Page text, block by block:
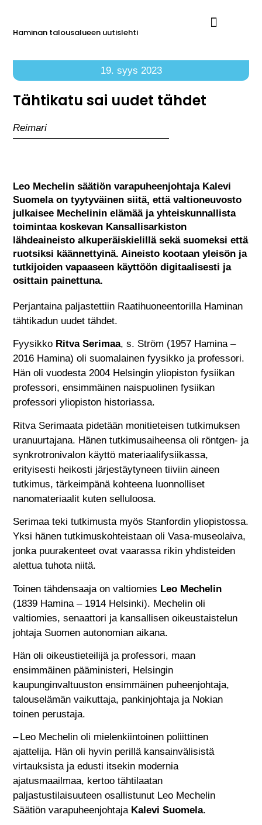
Haminan talousalueen uutislehti
19. syys 2023
Tähtikatu sai uudet tähdet
Reimari
Leo Mechelin säätiön varapuheenjohtaja Kalevi
Suomela on tyytyväinen siitä, että valtioneuvosto
julkaisee Mechelinin elämää ja yhteiskunnallista
toimintaa koskevan Kansallisarkiston
lähdeaineisto alkuperäiskielillä sekä suomeksi että
ruotsiksi käännettyinä. Aineisto kootaan yleisön ja
tutkijoiden vapaaseen käyttöön digitaalisesti ja
osittain painettuna.
Perjantaina paljastettiin Raatihuoneentorilla Haminan
tähtikadun uudet tähdet.
Fyysikko Ritva Serimaa, s. Ström (1957 Hamina –
2016 Hamina) oli suomalainen fyysikko ja professori.
Hän oli vuodesta 2004 Helsingin yliopiston fysiikan
professori, ensimmäinen naispuolinen fysiikan
professori yliopiston historiassa.
Ritva Serimaata pidetään monitieteisen tutkimuksen
uranuurtajana. Hänen tutkimusaiheensa oli röntgen- ja
synkrotronivalon käyttö materiaalifysiikassa,
erityisesti heikosti järjestäytyneen tiiviin aineen
tutkimus, tärkeimpänä kohteena luonnolliset
nanomateriaalit kuten selluloosa.
Serimaa teki tutkimusta myös Stanfordin yliopistossa.
Yksi hänen tutkimuskohteistaan oli Vasa-museolaiva,
jonka puurakenteet ovat vaarassa rikin yhdisteiden
alettua tuhota niitä.
Toinen tähdensaaja on valtiomies Leo Mechelin
(1839 Hamina – 1914 Helsinki). Mechelin oli
valtiomies, senaattori ja kansallisen oikeustaistelun
johtaja Suomen autonomian aikana.
Hän oli oikeustieteilijä ja professori, maan
ensimmäinen pääministeri, Helsingin
kaupunginvaltuuston ensimmäinen puheenjohtaja,
talouselämän vaikuttaja, pankinjohtaja ja Nokian
toinen perustaja.
– Leo Mechelin oli mielenkiintoinen poliittinen
ajattelija. Hän oli hyvin perillä kansainvälisistä
virtauksista ja edusti itsekin modernia
ajatusmaailmaa, kertoo tähtilaatan
paljastustilaisuuteen osallistunut Leo Mechelin
Säätiön varapuheenjohtaja Kalevi Suomela.